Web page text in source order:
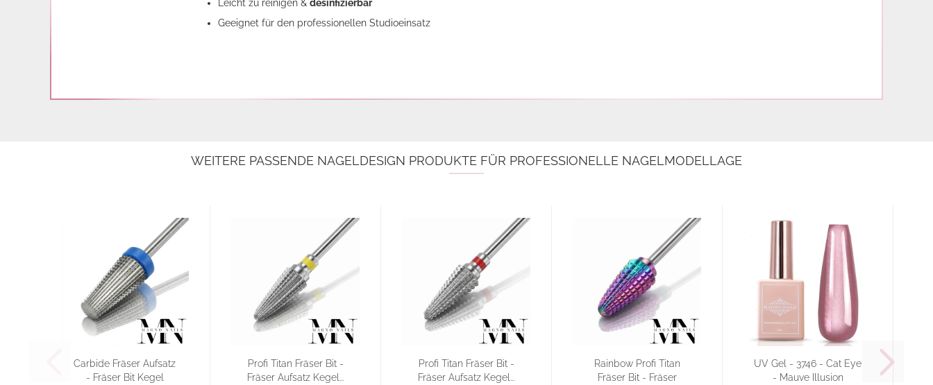
Leicht zu reinigen & desinfizierbar
Geeignet für den professionellen Studioeinsatz
WEITERE PASSENDE NAGELDESIGN PRODUKTE FÜR PROFESSIONELLE NAGELMODELLAGE
Carbide Fräser Aufsatz
- Fräser Bit Kegel
Profi Titan Fräser Bit -
Fräser Aufsatz Kegel...
Profi Titan Fräser Bit -
Fräser Aufsatz Kegel...
Rainbow Profi Titan
Fräser Bit - Fräser
UV Gel - 3746 - Cat Eye
- Mauve Illusion